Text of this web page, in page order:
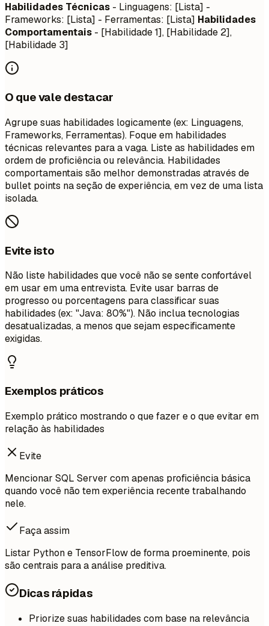
Habilidades Técnicas - Linguagens: [Lista] -
Frameworks: [Lista] - Ferramentas: [Lista] Habilidades
Comportamentais - [Habilidade 1], [Habilidade 2],
[Habilidade 3]
O que vale destacar
Agrupe suas habilidades logicamente (ex: Linguagens,
Frameworks, Ferramentas). Foque em habilidades
técnicas relevantes para a vaga. Liste as habilidades em
ordem de proficiência ou relevância. Habilidades
comportamentais são melhor demonstradas através de
bullet points na seção de experiência, em vez de uma lista
isolada.
Evite isto
Não liste habilidades que você não se sente confortável
em usar em uma entrevista. Evite usar barras de
progresso ou porcentagens para classificar suas
habilidades (ex: "Java: 80%"). Não inclua tecnologias
desatualizadas, a menos que sejam especificamente
exigidas.
Exemplos práticos
Exemplo prático mostrando o que fazer e o que evitar em
relação às habilidades
Evite
Mencionar SQL Server com apenas proficiência básica
quando você não tem experiência recente trabalhando
nele.
Faça assim
Listar Python e TensorFlow de forma proeminente, pois
são centrais para a análise preditiva.
Dicas rápidas
Priorize suas habilidades com base na relevância